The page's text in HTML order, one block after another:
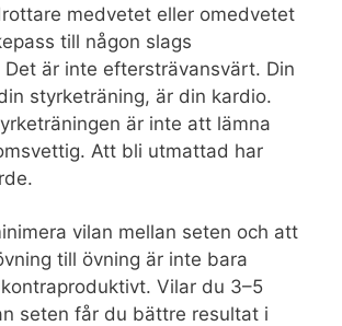
medvetet eller omedvetet
till någon slags
är inte eftersträvansvärt. Din
styrketräning, är din kardio.
är inte att lämna
Att bli utmattad har
vilan mellan seten och att
till övning är inte bara
Vilar du 3–5
seten får du bättre resultat i